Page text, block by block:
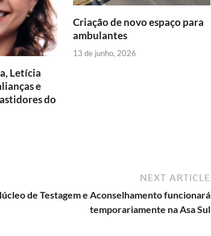
t
r
Letícia
e
do
Criação de novo espaço para
ambulantes
13 de junho, 2026
NEXT ARTICLE
de Testagem e Aconselhamento funcionará
temporariamente na Asa Sul